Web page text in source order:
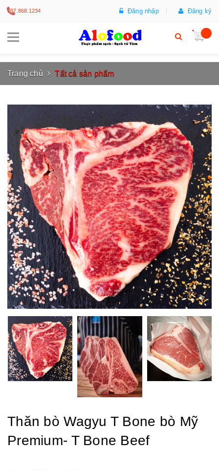
097.868.1234 Đăng nhập Đăng ký
Trang chủ Tất cả sản phẩm
Thăn bò Wagyu T Bone bò Mỹ
Premium- T Bone Beef